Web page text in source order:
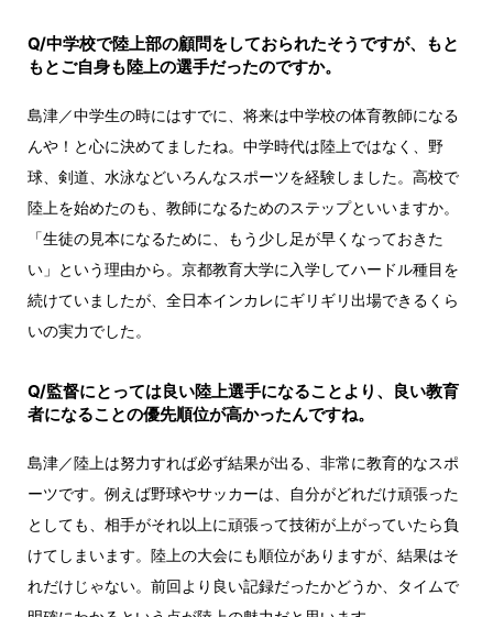
Q/中学校で陸上部の顧問をしておられたそうですが、もと
もとご自身も陸上の選手だったのですか。
島津／中学生の時にはすでに、将来は中学校の体育教師になる
んや！と心に決めてましたね。中学時代は陸上ではなく、野
球、剣道、水泳などいろんなスポーツを経験しました。高校で
陸上を始めたのも、教師になるためのステップといいますか。
「生徒の見本になるために、もう少し足が早くなっておきた
い」という理由から。京都教育大学に入学してハードル種目を
続けていましたが、全日本インカレにギリギリ出場できるくら
いの実力でした。
Q/監督にとっては良い陸上選手になることより、良い教育
者になることの優先順位が高かったんですね。
島津／陸上は努力すれば必ず結果が出る、非常に教育的なスポ
ーツです。例えば野球やサッカーは、自分がどれだけ頑張った
としても、相手がそれ以上に頑張って技術が上がっていたら負
けてしまいます。陸上の大会にも順位がありますが、結果はそ
れだけじゃない。前回より良い記録だったかどうか、タイムで